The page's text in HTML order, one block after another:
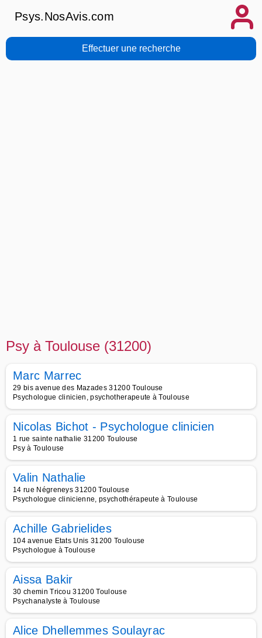
Psys.NosAvis.com
Effectuer une recherche
Psy à Toulouse (31200)
Marc Marrec
29 bis avenue des Mazades 31200 Toulouse
Psychologue clinicien, psychotherapeute à Toulouse
Nicolas Bichot - Psychologue clinicien
1 rue sainte nathalie 31200 Toulouse
Psy à Toulouse
Valin Nathalie
14 rue Négreneys 31200 Toulouse
Psychologue clinicienne, psychothérapeute à Toulouse
Achille Gabrielides
104 avenue Etats Unis 31200 Toulouse
Psychologue à Toulouse
Aissa Bakir
30 chemin Tricou 31200 Toulouse
Psychanalyste à Toulouse
Alice Dhellemmes Soulayrac